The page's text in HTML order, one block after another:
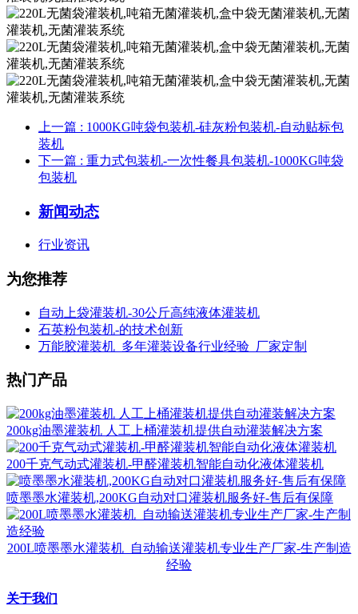
上一篇 : 1000KG吨袋包装机-硅灰粉包装机-自动贴标包
装机
下一篇 : 重力式包装机-一次性餐具包装机-1000KG吨袋
包装机
新闻动态
行业资讯
为您推荐
自动上袋灌装机-30公斤高纯液体灌装机
石英粉包装机-的技术创新
万能胶灌装机_多年灌装设备行业经验_厂家定制
热门产品
200kg油墨灌装机 人工上桶灌装机提供自动灌装解决方案
200千克气动式灌装机-甲醛灌装机智能自动化液体灌装机
喷墨墨水灌装机,200KG自动对口灌装机服务好-售后有保障
200L喷墨墨水灌装机_自动输送灌装机专业生产厂家-生产制造
经验
关于我们